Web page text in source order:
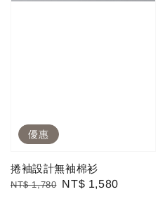
優惠
捲袖設計無袖棉衫
Regular
NT$ 1,780 Sale
NT$ 1,580